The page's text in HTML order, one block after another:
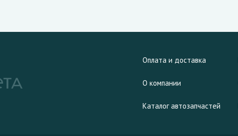
Оплата и доставка
О компании
Каталог автозапчастей